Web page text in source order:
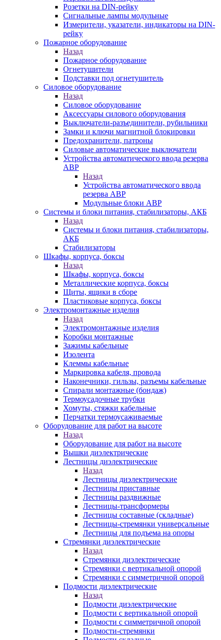
Розетки на DIN-рейку
Сигнальные лампы модульные
Измерители, указатели, индикаторы на DIN-
рейку
Пожарное оборудование
Назад
Пожарное оборудование
Огнетушители
Подставки под огнетушитель
Силовое оборудование
Назад
Силовое оборудование
Аксессуары силового оборудования
Выключатели-разъединители, рубильники
Замки и ключи магнитной блокировки
Предохранители, патроны
Силовые автоматические выключатели
Устройства автоматического ввода резерва
АВР
Назад
Устройства автоматического ввода
резерва АВР
Модульные блоки АВР
Системы и блоки питания, стабилизаторы, АКБ
Назад
Системы и блоки питания, стабилизаторы,
АКБ
Стабилизаторы
Шкафы, корпуса, боксы
Назад
Шкафы, корпуса, боксы
Металлические корпуса, боксы
Щиты, ящики в сборе
Пластиковые корпуса, боксы
Электромонтажные изделия
Назад
Электромонтажные изделия
Коробки монтажные
Зажимы кабельные
Изолента
Клеммы кабельные
Маркировка кабеля, провода
Наконечники, гильзы, разъемы кабельные
Спирали монтажные (бондаж)
Термоусадочные трубки
Хомуты, стяжки кабельные
Перчатки термоусаживаемые
Оборудование для работ на высоте
Назад
Оборудование для работ на высоте
Вышки диэлектрические
Лестницы диэлектрические
Назад
Лестницы диэлектрические
Лестницы приставные
Лестницы раздвижные
Лестницы-трансформеры
Лестницы составные (складные)
Лестницы-стремянки универсальные
Лестницы для подъема на опоры
Стремянки диэлектрические
Назад
Стремянки диэлектрические
Стремянки с вертикальной опорой
Стремянки с симметричной опорой
Подмости диэлектрические
Назад
Подмости диэлектрические
Подмости с вертикальной опорой
Подмости с симметричной опорой
Подмости-стремянки